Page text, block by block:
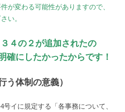
が変わる可能性がありますので、
い。
４の２が追加されたの
にしたかったからです！
う体制の意義）
イに規定する「各事務について、